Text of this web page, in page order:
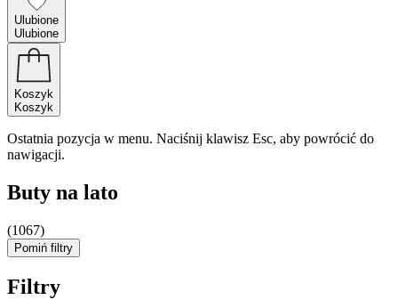
Ulubione
Ulubione
Koszyk
Koszyk
Ostatnia pozycja w menu. Naciśnij klawisz Esc, aby powrócić do
nawigacji.
Buty na lato
(1067)
Pomiń filtry
Filtry